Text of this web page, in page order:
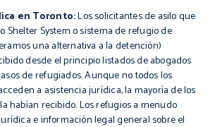
en Toronto:Los solicitantes de asilo que
ShelterSystemo sistema de refugio de
una alternativa a la detención)
desde el principio listados de abogados
de refugiados. Aunque no todos los
a asistencia jurídica, la mayoría de los
habían recibido. Los refugios a menudo
e información legal general sobre el